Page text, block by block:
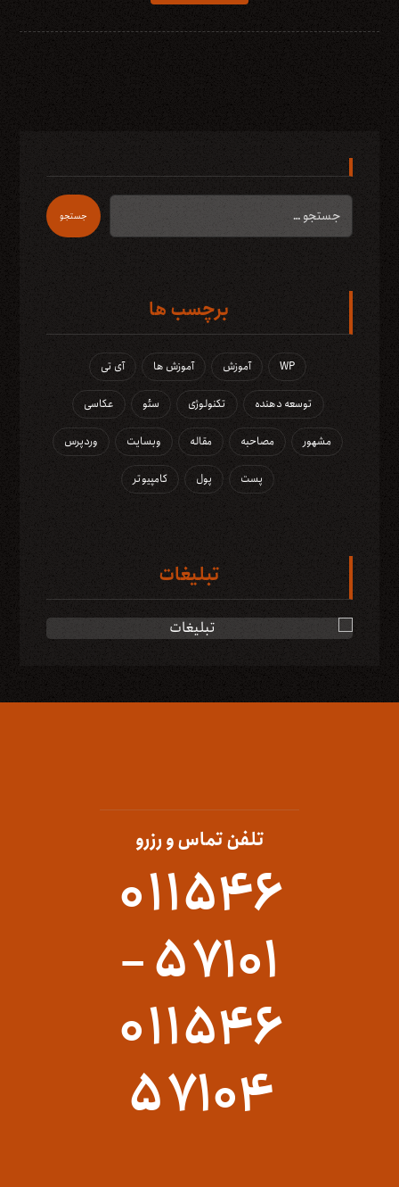
جستجو
برچسب ها
WP آموزش آموزش ها آی تی
توسعه دهنده تکنولوژی سئو عکاسی
مشهور مصاحبه مقاله وبسایت وردپرس
پست پول کامپیوتر
تبلیغات
تلفن تماس و رزرو
۰۱۱۵۴۶
۵۷۱۰۱ –
۰۱۱۵۴۶
۵۷۱۰۴